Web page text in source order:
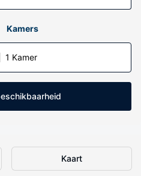
Kamers
1 Kamer
Kaart